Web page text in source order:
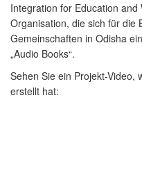
Integration for Education
Organisation, die sich für die
Gemeinschaften in Odisha
„Audio Books“.
Sehen Sie ein Projekt-Video,
erstellt hat: